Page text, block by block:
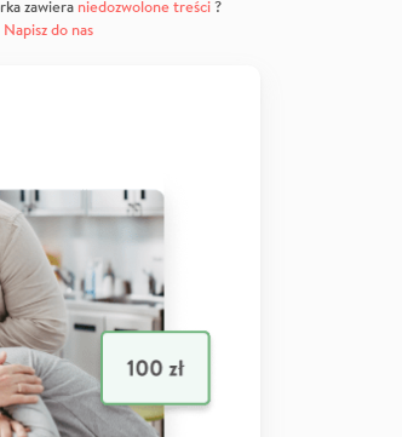
zawiera niedozwolone treści?
Napisz do nas